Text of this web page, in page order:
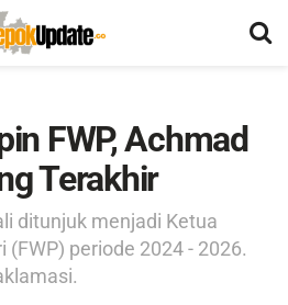
FWP, Achmad
Terakhir
ditunjuk menjadi Ketua
(FWP) periode 2024 - 2026.